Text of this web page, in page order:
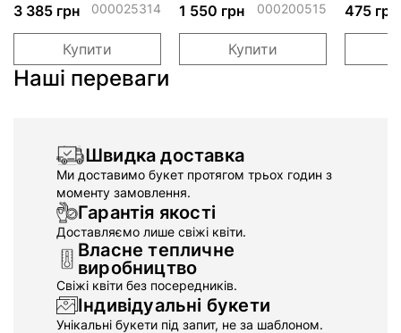
3 385 грн 000025314
Купити
1 550 грн 000200515
Купити
475 грн
Наші переваги
Швидка доставка
Ми доставимо букет протягом трьох годин з
моменту замовлення.
Гарантія якості
Доставляємо лише свіжі квіти.
Власне тепличне
виробництво
Свіжі квіти без посередників.
Індивідуальні букети
Унікальні букети під запит, не за шаблоном.